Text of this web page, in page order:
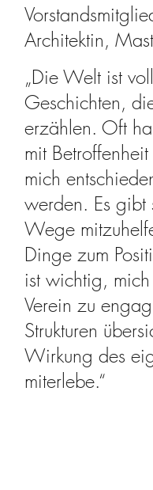
Architektin,
„Die Welt ist
Geschichten,
erzählen. Oft
mit
mich
werden. Es gibt
Wege
Dinge zum
ist wichtig,
Verein zu
Strukturen
Wirkung des
miterlebe.“